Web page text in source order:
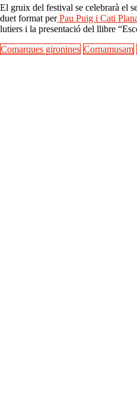
El gruix del festival se celebrarà el
duet format perPau Puig i Cati
lutiers i la presentació del llibre
Comarques gironines Cornamusam